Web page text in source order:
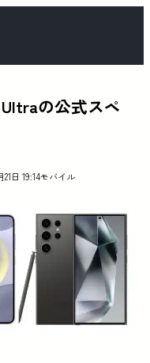
の公式スペ
21日 19:14モバイル